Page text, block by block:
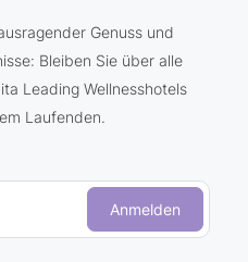
Genuss und
Bleiben Sie über alle
Leading Wellnesshotels
Laufenden.
Anmelden